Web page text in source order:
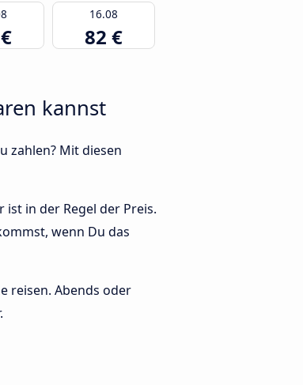
16.08
82 €
kannst
zahlen? Mit diesen
ist in der Regel der Preis.
wenn Du das
reisen. Abends oder